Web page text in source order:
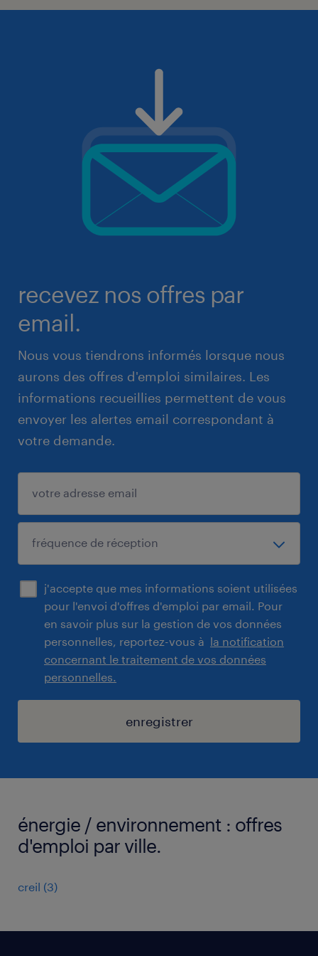
recevez nos offres par
email.
Nous vous tiendrons informés lorsque nous
aurons des offres d'emploi similaires. Les
informations recueillies permettent de vous
envoyer les alertes email correspondant à
votre demande.
j'accepte que mes informations soient utilisées
pour l'envoi d'offres d'emploi par email. Pour
en savoir plus sur la gestion de vos données
personnelles, reportez-vous à la notification
concernant le traitement de vos données
personnelles.
enregistrer
énergie / environnement : offres
d'emploi par ville.
creil (3)